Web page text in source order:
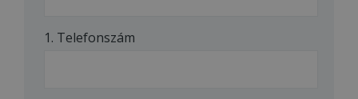
1. Telefonszám